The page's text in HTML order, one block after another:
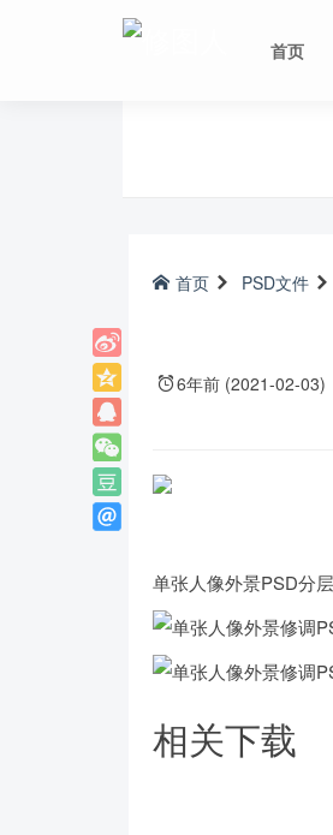
首页
首页 PSD文件
6年前 (2021-02-03)
单张人像外景PSD分
相关下载